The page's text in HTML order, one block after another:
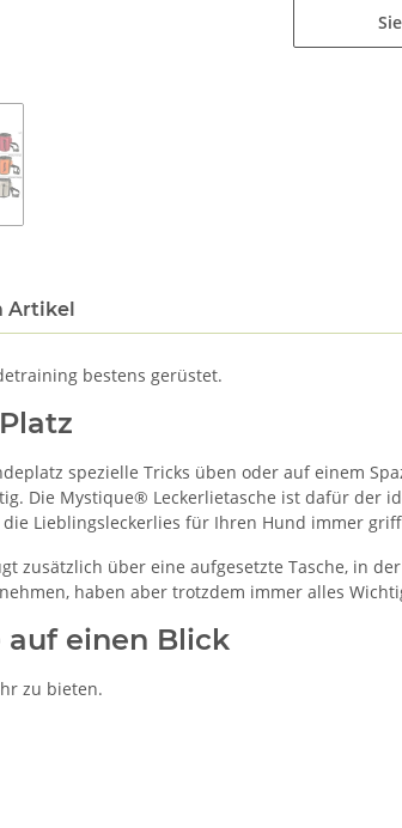
Artikel
bestens gerüstet.
spezielle Tricks üben oder auf einem
Die Mystique® Leckerlietasche ist dafür der
Lieblingsleckerlies für Ihren Hund immer
zusätzlich über eine aufgesetzte Tasche, in
haben aber trotzdem immer alles
auf einen Blick
zu bieten.